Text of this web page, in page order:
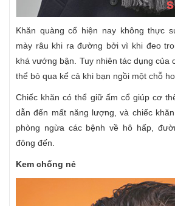
Khăn quàng cổ hiện nay không thực
mày râu khi ra đường bởi vì khi đeo
khá vướng bận. Tuy nhiên tác dụng của
thể bỏ qua kể cả khi bạn ngồi một chỗ
Chiếc khăn có thể giữ ấm cổ giúp cơ
dẫn đến mất năng lượng, và chiếc
phòng ngừa các bệnh về hô hấp,
đông đến.
Kem chống nẻ